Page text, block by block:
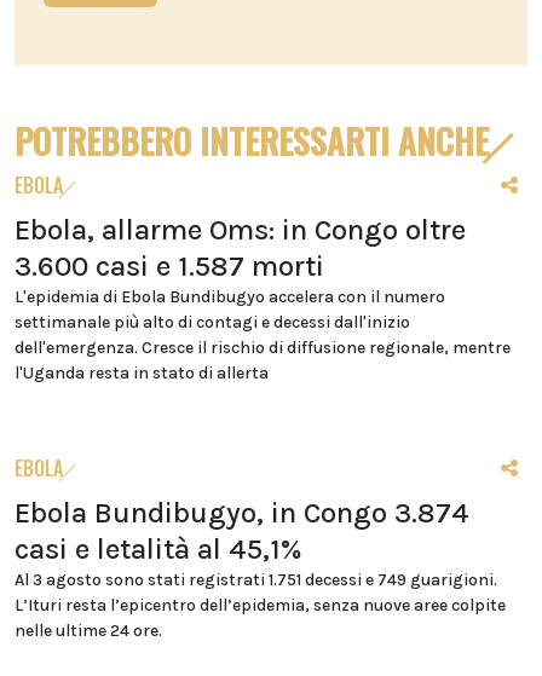
POTREBBERO INTERESSARTI ANCHE
EBOLA
Ebola, allarme Oms: in Congo oltre
3.600 casi e 1.587 morti
L'epidemia di Ebola Bundibugyo accelera con il numero
settimanale più alto di contagi e decessi dall'inizio
dell'emergenza. Cresce il rischio di diffusione regionale, mentre
l'Uganda resta in stato di allerta
EBOLA
Ebola Bundibugyo, in Congo 3.874
casi e letalità al 45,1%
Al 3 agosto sono stati registrati 1.751 decessi e 749 guarigioni.
L’Ituri resta l’epicentro dell’epidemia, senza nuove aree colpite
nelle ultime 24 ore.